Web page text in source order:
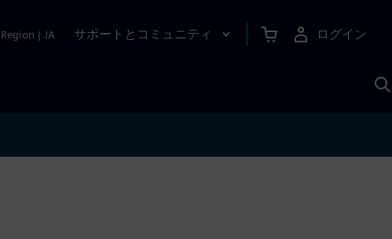
Region | JA サポートとコミュニティ ログイン